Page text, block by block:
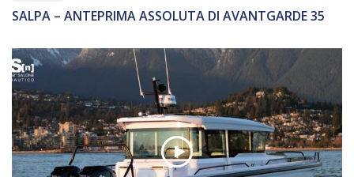
SALPA – ANTEPRIMA ASSOLUTA DI AVANTGARDE 35